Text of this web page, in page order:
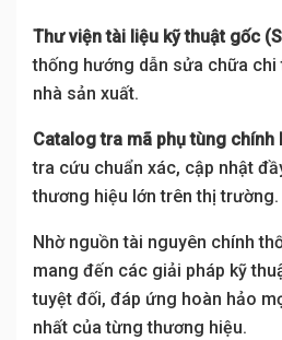
Thư viện tài liệu kỹ thuật gốc
thống hướng dẫn sửa chữa
nhà sản xuất.
Catalog tra mã phụ tùng chính
tra cứu chuẩn xác, cập nhật
thương hiệu lớn trên thị trường.
Nhờ nguồn tài nguyên chính
mang đến các giải pháp kỹ
tuyệt đối, đáp ứng hoàn hảo
nhất của từng thương hiệu.